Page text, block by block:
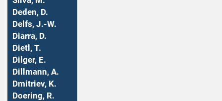
Deden, D.
Delfs, J.-W.
Diarra, D.
Dietl, T.
Dilger, E.
Dillmann, A.
Dmitriev, K.
Doering, R.